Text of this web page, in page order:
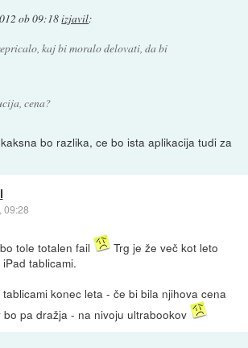
ob 09:18izjavil:
kaj bi moralo delovati, da bi
cena?
bo razlika, ce bo ista aplikacija tudi za
09:28
tole totalen fail
Trg je že več kot leto
tablicami.
konec leta - če bi bila njihova cena
pa dražja - na nivoju ultrabookov